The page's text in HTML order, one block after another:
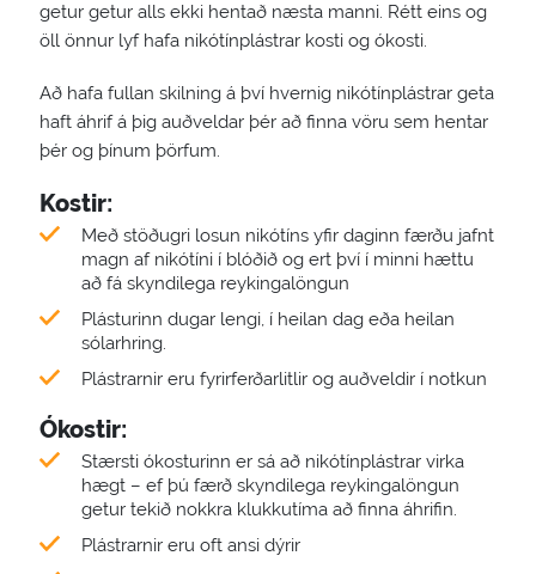
getur getur alls ekki hentað næsta manni. Rétt eins og
öll önnur lyf hafa nikótínplástrar kosti og ókosti.
Að hafa fullan skilning á því hvernig nikótínplástrar geta
haft áhrif á þig auðveldar þér að finna vöru sem hentar
þér og þínum þörfum.
Kostir:
Með stöðugri losun nikótíns yfir daginn færðu jafnt
magn af nikótíni í blóðið og ert því í minni hættu
að fá skyndilega reykingalöngun
Plásturinn dugar lengi, í heilan dag eða heilan
sólarhring.
Plástrarnir eru fyrirferðarlitlir og auðveldir í notkun
Ókostir:
Stærsti ókosturinn er sá að nikótínplástrar virka
hægt – ef þú færð skyndilega reykingalöngun
getur tekið nokkra klukkutíma að finna áhrifin.
Plástrarnir eru oft ansi dýrir